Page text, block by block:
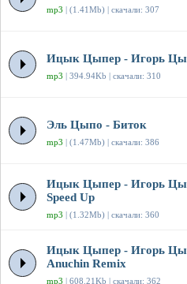
mp3 | (1.41Mb) | скачали: 307
Ицык Цыпер - Игорь
mp3 | 394.94Kb | скачали: 310
Эль Цыпо - Биток
mp3 | (1.47Mb) | скачали: 386
Ицык Цыпер - Игорь
Speed Up
mp3 | (1.32Mb) | скачали: 360
Ицык Цыпер - Игорь
Anuchin Remix
mp3 | 608.21Kb | скачали: 362